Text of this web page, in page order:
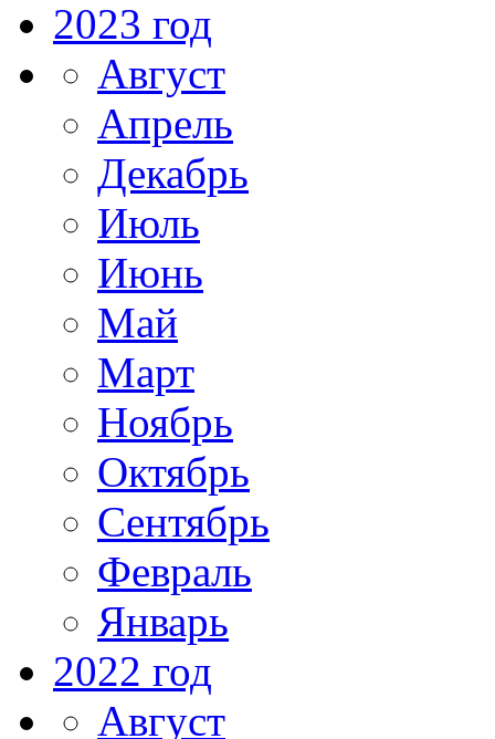
2023 год
Август
Апрель
Декабрь
Июль
Июнь
Май
Март
Ноябрь
Октябрь
Сентябрь
Февраль
Январь
2022 год
Август